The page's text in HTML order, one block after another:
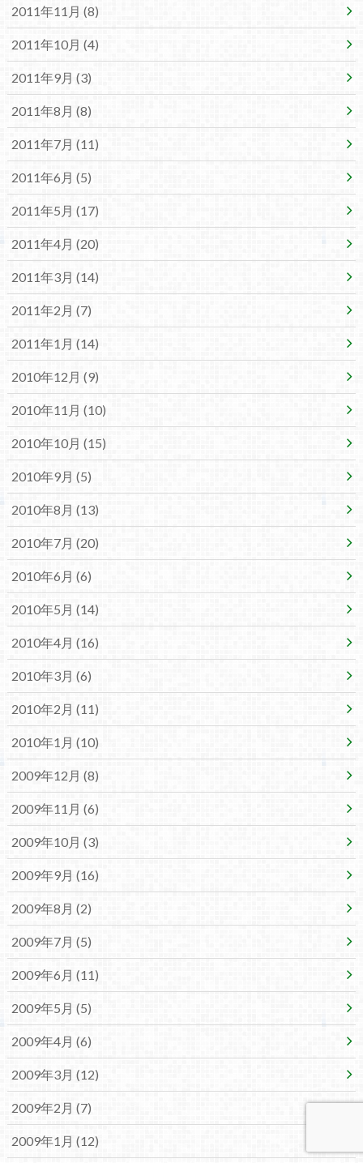
2011年11月 (8)
2011年10月 (4)
2011年9月 (3)
2011年8月 (8)
2011年7月 (11)
2011年6月 (5)
2011年5月 (17)
2011年4月 (20)
2011年3月 (14)
2011年2月 (7)
2011年1月 (14)
2010年12月 (9)
2010年11月 (10)
2010年10月 (15)
2010年9月 (5)
2010年8月 (13)
2010年7月 (20)
2010年6月 (6)
2010年5月 (14)
2010年4月 (16)
2010年3月 (6)
2010年2月 (11)
2010年1月 (10)
2009年12月 (8)
2009年11月 (6)
2009年10月 (3)
2009年9月 (16)
2009年8月 (2)
2009年7月 (5)
2009年6月 (11)
2009年5月 (5)
2009年4月 (6)
2009年3月 (12)
2009年2月 (7)
2009年1月 (12)